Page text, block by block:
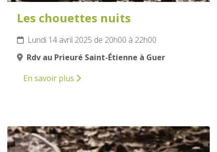
Les chouettes nuits
Lundi 14 avril 2025 de 20h00 à 22h00
Rdv au Prieuré Saint-Étienne à Guer
En savoir plus
16